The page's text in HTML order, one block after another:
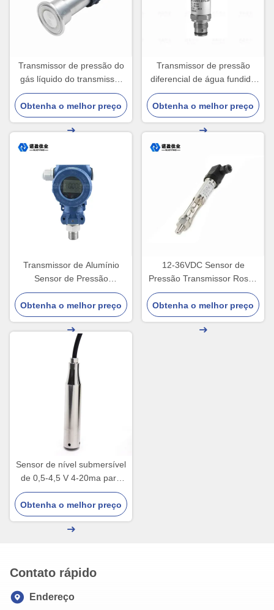
Transmissor de pressão do
gás líquido do transmissor
IP65 do sensor da pressão
de NP93420 316L
Obtenha o melhor preço
Transmissor de pressão
diferencial de água fundido
24VDC de alta sensibilidade
Obtenha o melhor preço
Transmissor de Alumínio
Sensor de Pressão
Transmissor de Pressão
Líquido 60MPa
Obtenha o melhor preço
12-36VDC Sensor de
Pressão Transmissor Rosca
Flange Sensor de Pressão
de Alta Temperatura
Obtenha o melhor preço
Sensor de nível submersível
de 0,5-4,5 V 4-20ma para
poço de tanque de água
Obtenha o melhor preço
Contato rápido
Endereço